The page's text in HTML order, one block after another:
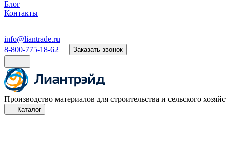
Блог
Контакты
info@liantrade.ru
8-800-775-18-62
Заказать звонок
Производство материалов для строительства и сельского
Каталог